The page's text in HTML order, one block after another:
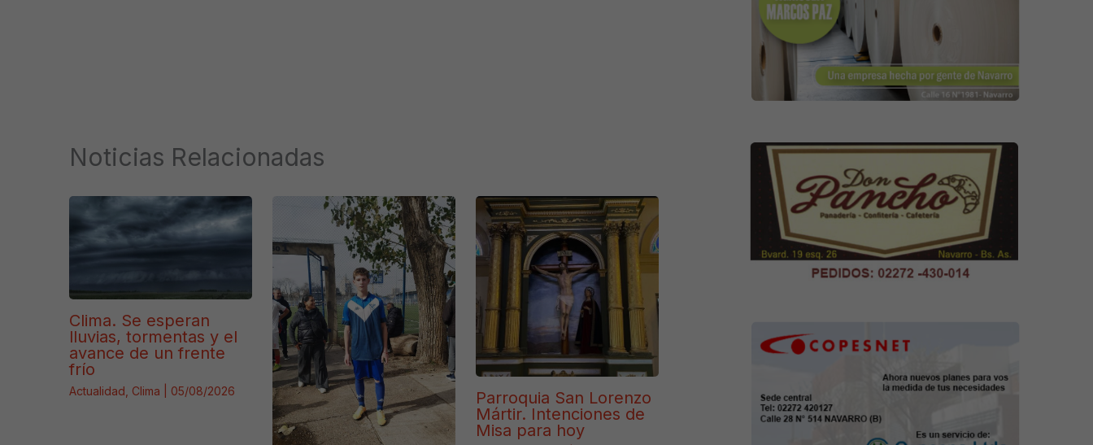
Noticias Relacionadas
Clima. Se esperan
lluvias, tormentas y el
avance de un frente
frío
Actualidad Clima 05/08/2026
Parroquia San Lorenzo
Mártir. Intenciones de
Misa para hoy